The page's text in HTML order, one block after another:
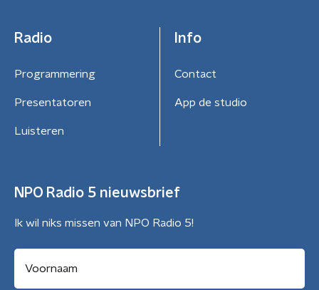
Radio
Programmering
Presentatoren
Luisteren
Info
Contact
App de studio
NPO Radio 5 nieuwsbrief
Ik wil niks missen van NPO Radio 5!